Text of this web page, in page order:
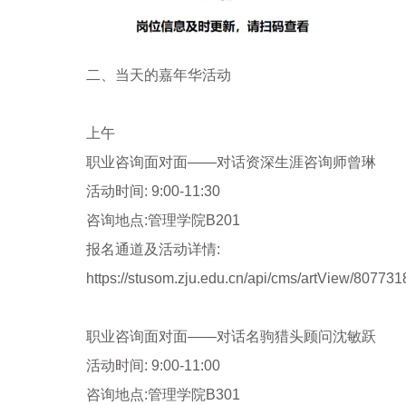
二、当天的嘉年华活动
上午
职业咨询面对面——对话资深生涯咨询师曾琳
活动时间: 9:00-11:30
咨询地点:管理学院B201
报名通道及活动详情:
https://stusom.zju.edu.cn/api/cms/artView/
职业咨询面对面——对话名驹猎头顾问沈敏跃
活动时间: 9:00-11:00
咨询地点:管理学院B301